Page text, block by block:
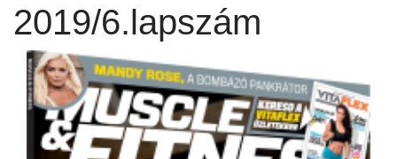
2019/6.lapszám